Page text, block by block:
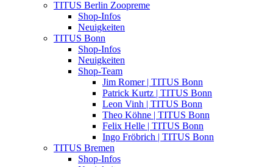
TITUS Berlin Zoopreme
Shop-Infos
Neuigkeiten
TITUS Bonn
Shop-Infos
Neuigkeiten
Shop-Team
Jim Romer | TITUS Bonn
Patrick Kurtz | TITUS Bonn
Leon Vinh | TITUS Bonn
Theo Köhne | TITUS Bonn
Felix Helle | TITUS Bonn
Ingo Fröbrich | TITUS Bonn
TITUS Bremen
Shop-Infos